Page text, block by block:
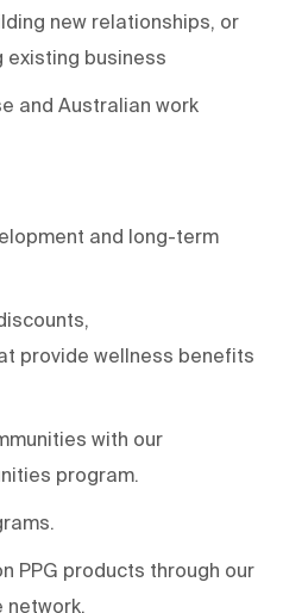
new relationships, or
existing business
and Australian work
and long-term
provide wellness benefits
with our
program.
PPG products through our
network.